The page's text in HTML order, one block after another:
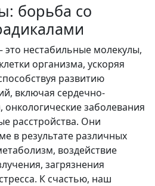
борьба со
нестабильные молекулы,
организма, ускоряя
развитию
включая сердечно-
онкологические заболевания
расстройства. Они
в результате различных
воздействие
загрязнения
К счастью, наш